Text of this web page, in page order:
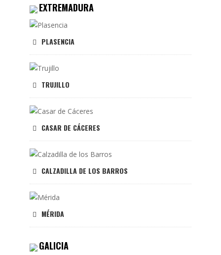
EXTREMADURA
PLASENCIA
TRUJILLO
CASAR DE CÁCERES
CALZADILLA DE LOS BARROS
MÉRIDA
GALICIA